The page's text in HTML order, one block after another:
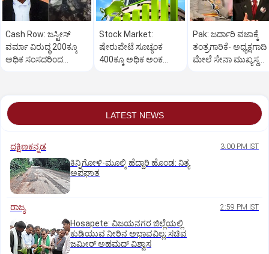
Cash Row: ಜಸ್ಟೀಸ್‌
ವರ್ಮಾ ವಿರುದ್ಧ 200ಕ್ಕೂ
ಅಧಿಕ ಸಂಸದರಿಂದ
Stock Market:
ಷೇರುಪೇಟೆ ಸೂಚ್ಯಂಕ
400ಕ್ಕೂ ಅಧಿಕ ಅಂಕ
Pak: ಜರ್ದಾರಿ ವಜಾಕ್ಕೆ
ತಂತ್ರಗಾರಿಕೆ- ಅಧ್ಯಕ್ಷಗಾದಿ
ಮೇಲೆ ಸೇನಾ ಮುಖ್ಯಸ್ಥ
LATEST NEWS
ದಕ್ಷಿಣಕನ್ನಡ 3:00 PM IST
ಕಿನ್ನಿಗೋಳಿ-ಮೂಲ್ಕಿ ಹೆದ್ದಾರಿ ಹೊಂಡ: ನಿತ್ಯ
ಅಪಘಾತ
ರಾಜ್ಯ 2:59 PM IST
Hosapete: ವಿಜಯನಗರ ಜಿಲ್ಲೆಯಲ್ಲಿ
ಕುಡಿಯುವ ನೀರಿನ ಅಭಾವವಿಲ್ಲ; ಸಚಿವ
ಜಮೀರ್ ಅಹಮದ್ ವಿಶ್ವಾಸ